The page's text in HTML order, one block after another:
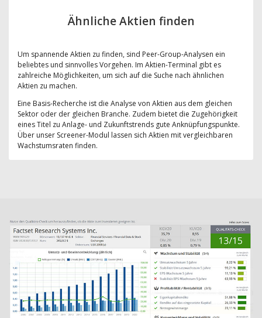
Ähnliche Aktien finden
Um spannende Aktien zu finden, sind Peer-Group-Analysen ein
beliebtes und sinnvolles Vorgehen. Im Aktien-Terminal gibt es
zahlreiche Möglichkeiten, um sich auf die Suche nach ähnlichen
Aktien zu machen.
Eine Basis-Recherche ist die Analyse von Aktien aus dem gleichen
Sektor oder der gleichen Branche. Zudem bietet die Zugehörigkeit
eines Titel zu Anlage- und Zukunftstrends gute Anknüpfungspunkte.
Über unser Screener-Modul lassen sich Aktien mit vergleichbaren
Wachstumsraten finden.